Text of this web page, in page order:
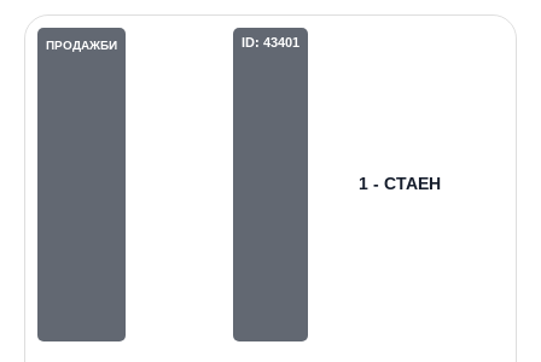
ПРОДАЖБИ ID: 43401
1 - СТАЕН